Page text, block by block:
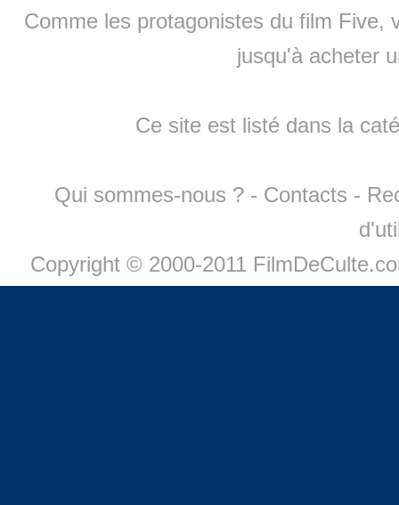
Comme les protagonistes du film Five,
jusqu'à acheter
Ce site est listé dans la
Qui sommes-nous ? - Contacts -
Copyright © 2000-2011